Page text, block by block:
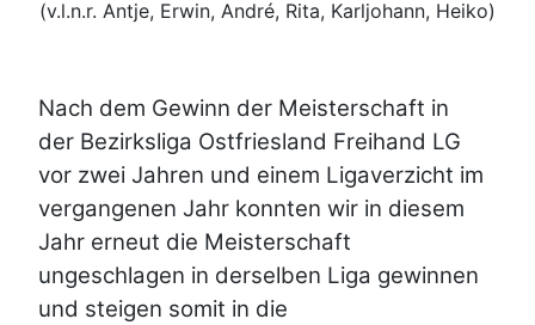
(v.l.n.r. Antje, Erwin, André, Rita, Karljohann, Heiko)
Nach dem Gewinn der Meisterschaft in
der Bezirksliga Ostfriesland Freihand LG
vor zwei Jahren und einem Ligaverzicht im
vergangenen Jahr konnten wir in diesem
Jahr erneut die Meisterschaft
ungeschlagen in derselben Liga gewinnen
und steigen somit in die